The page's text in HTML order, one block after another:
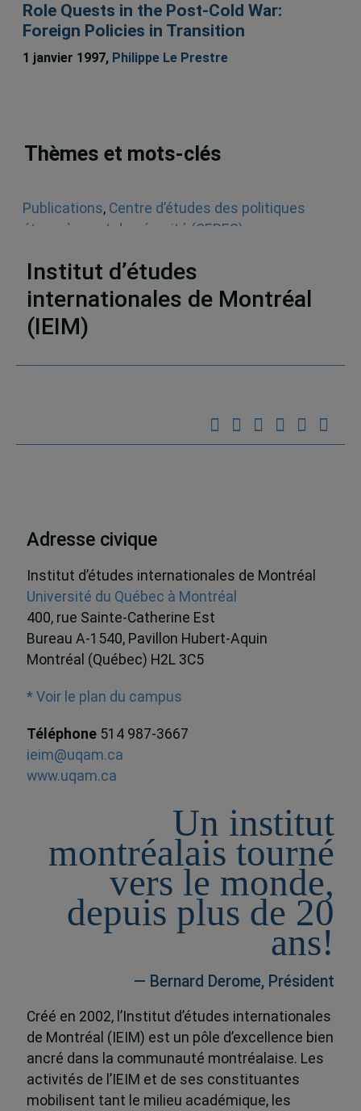
Role Quests in the Post-Cold War:
Foreign Policies in Transition
1 janvier 1997, Philippe Le Prestre
Thèmes et mots-clés
Publications, Centre d’études des politiques
étrangères et de sécurité (CEPES)
Institut d’études
internationales de Montréal
(IEIM)
Adresse civique
Institut d’études internationales de Montréal
Université du Québec à Montréal
400, rue Sainte-Catherine Est
Bureau A-1540, Pavillon Hubert-Aquin
Montréal (Québec) H2L 3C5
* Voir le plan du campus
Téléphone 514 987-3667
ieim@uqam.ca
www.uqam.ca
Un institut
montréalais tourné
vers le monde,
depuis plus de 20
ans!
— Bernard Derome, Président
Créé en 2002, l’Institut d’études internationales
de Montréal (IEIM) est un pôle d’excellence bien
ancré dans la communauté montréalaise. Les
activités de l’IEIM et de ses constituantes
mobilisent tant le milieu académique, les